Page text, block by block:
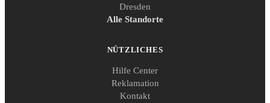
Dresden
Alle Standorte
NÜTZLICHES
Hilfe Center
Reklamation
Kontakt